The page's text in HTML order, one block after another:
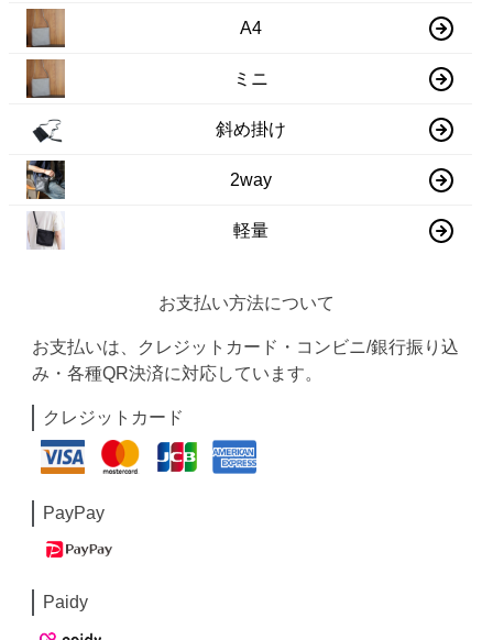
A4
ミニ
斜め掛け
2way
軽量
お支払い方法について
お支払いは、クレジットカード・コンビニ/銀行振り込
み・各種QR決済に対応しています。
クレジットカード
PayPay
Paidy